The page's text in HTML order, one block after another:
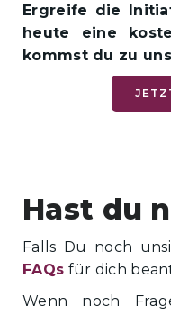
Ergreife die
heute eine
kommst du zu
Hast du
Falls Du noch
FAQs für dich
Wenn noch